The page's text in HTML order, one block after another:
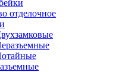
отделочное